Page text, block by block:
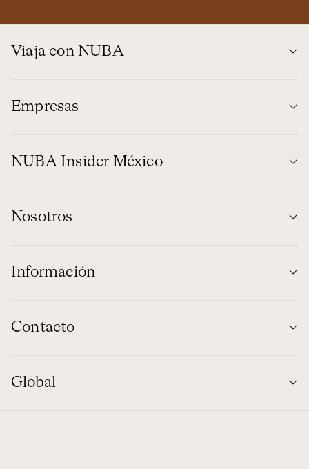
Viaja con NUBA
Empresas
NUBA Insider México
Nosotros
Información
Contacto
Global